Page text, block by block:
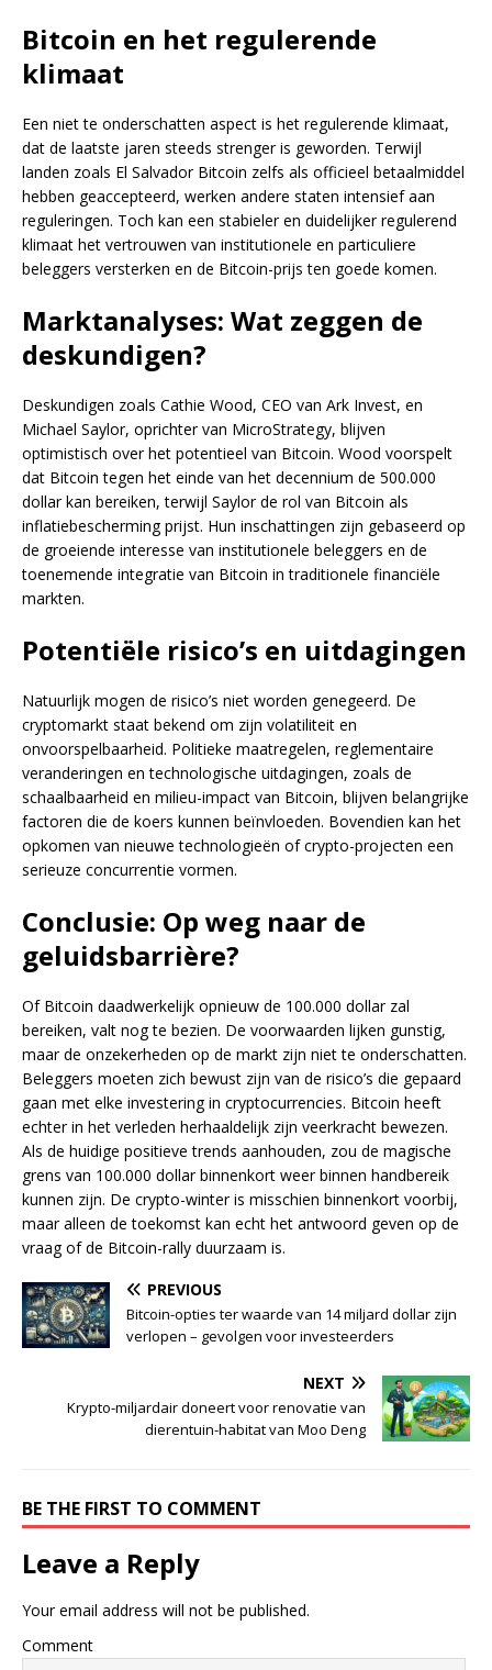
Bitcoin en het regulerende
klimaat
Een niet te onderschatten aspect is het regulerende klimaat,
dat de laatste jaren steeds strenger is geworden. Terwijl
landen zoals El Salvador Bitcoin zelfs als officieel betaalmiddel
hebben geaccepteerd, werken andere staten intensief aan
reguleringen. Toch kan een stabieler en duidelijker regulerend
klimaat het vertrouwen van institutionele en particuliere
beleggers versterken en de Bitcoin-prijs ten goede komen.
Marktanalyses: Wat zeggen de
deskundigen?
Deskundigen zoals Cathie Wood, CEO van Ark Invest, en
Michael Saylor, oprichter van MicroStrategy, blijven
optimistisch over het potentieel van Bitcoin. Wood voorspelt
dat Bitcoin tegen het einde van het decennium de 500.000
dollar kan bereiken, terwijl Saylor de rol van Bitcoin als
inflatiebescherming prijst. Hun inschattingen zijn gebaseerd op
de groeiende interesse van institutionele beleggers en de
toenemende integratie van Bitcoin in traditionele financiële
markten.
Potentiële risico’s en uitdagingen
Natuurlijk mogen de risico’s niet worden genegeerd. De
cryptomarkt staat bekend om zijn volatiliteit en
onvoorspelbaarheid. Politieke maatregelen, reglementaire
veranderingen en technologische uitdagingen, zoals de
schaalbaarheid en milieu-impact van Bitcoin, blijven belangrijke
factoren die de koers kunnen beïnvloeden. Bovendien kan het
opkomen van nieuwe technologieën of crypto-projecten een
serieuze concurrentie vormen.
Conclusie: Op weg naar de
geluidsbarrière?
Of Bitcoin daadwerkelijk opnieuw de 100.000 dollar zal
bereiken, valt nog te bezien. De voorwaarden lijken gunstig,
maar de onzekerheden op de markt zijn niet te onderschatten.
Beleggers moeten zich bewust zijn van de risico’s die gepaard
gaan met elke investering in cryptocurrencies. Bitcoin heeft
echter in het verleden herhaaldelijk zijn veerkracht bewezen.
Als de huidige positieve trends aanhouden, zou de magische
grens van 100.000 dollar binnenkort weer binnen handbereik
kunnen zijn. De crypto-winter is misschien binnenkort voorbij,
maar alleen de toekomst kan echt het antwoord geven op de
vraag of de Bitcoin-rally duurzaam is.
PREVIOUS
Bitcoin-opties ter waarde van 14 miljard dollar zijn
verlopen – gevolgen voor investeerders
NEXT
Krypto-miljardair doneert voor renovatie van
dierentuin-habitat van Moo Deng
BE THE FIRST TO COMMENT
Leave a Reply
Your email address will not be published.
Comment